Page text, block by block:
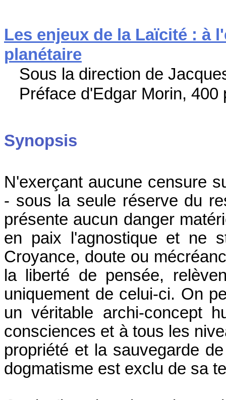
Les enjeux de la Laïcité : à
planétaire
Sous la direction de
Préface d'Edgar Morin, 400
Synopsis
N'exerçant aucune censure
- sous la seule réserve du
présente aucun danger
en paix l'agnostique et ne
Croyance, doute ou
la liberté de pensée,
uniquement de celui-ci. On
un véritable archi-concept
consciences et à tous les
propriété et la sauvegarde
dogmatisme est exclu de sa